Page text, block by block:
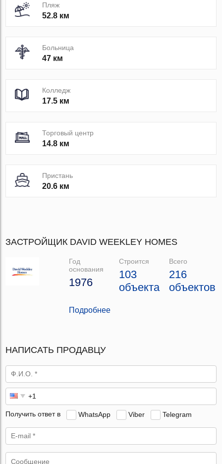
Пляж
52.8 км
Больница
47 км
Колледж
17.5 км
Торговый центр
14.8 км
Пристань
20.6 км
ЗАСТРОЙЩИК DAVID WEEKLEY HOMES
Год
основания
1976
Строится
103
объекта
Всего
216
объектов
Подробнее
НАПИСАТЬ ПРОДАВЦУ
Получить ответ в WhatsApp Viber Telegram